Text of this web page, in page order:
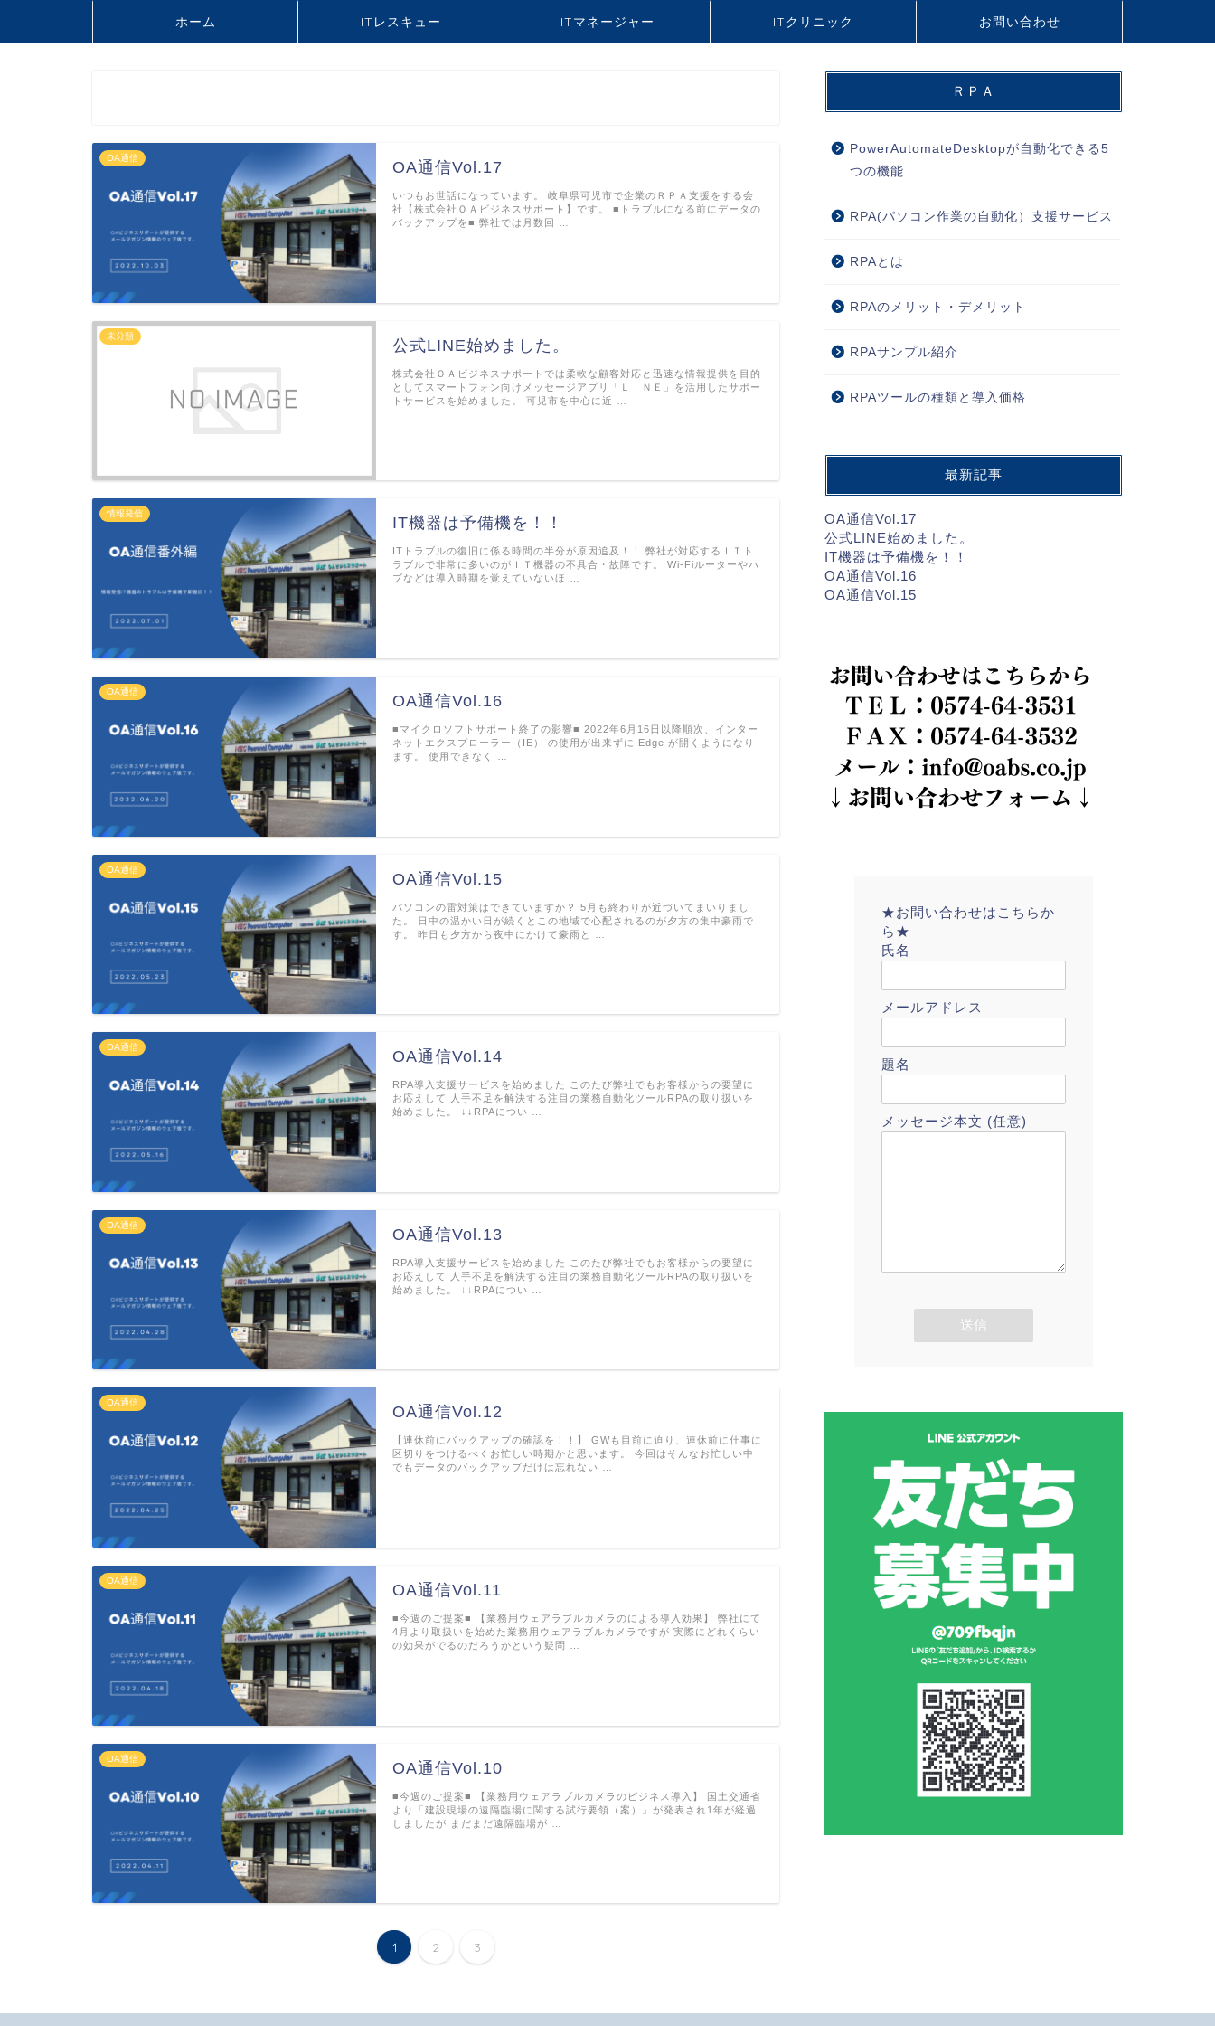
ホーム ITレスキュー ITマネージャー ITクリニック お問い合わせ
OA通信
OA通信Vol.17
いつもお世話になっています。 岐阜県可児市で企業のＲＰＡ支援をする会
社【株式会社ＯＡビジネスサポート】です。 ■トラブルになる前にデータの
バックアップを■ 弊社では月数回 …
未分類
公式LINE始めました。
株式会社ＯＡビジネスサポートでは柔軟な顧客対応と迅速な情報提供を目的
としてスマートフォン向けメッセージアプリ「ＬＩＮＥ」を活用したサポー
トサービスを始めました。 可児市を中心に近 …
情報発信
IT機器は予備機を！！
ITトラブルの復旧に係る時間の半分が原因追及！！ 弊社が対応するＩＴト
ラブルで非常に多いのがＩＴ機器の不具合・故障です。 Wi-Fiルーターやハ
ブなどは導入時期を覚えていないほ …
OA通信
OA通信Vol.16
■マイクロソフトサポート終了の影響■ 2022年6月16日以降順次、インター
ネットエクスプローラー（IE） の使用が出来ずに Edge が開くようになり
ます。 使用できなく …
OA通信
OA通信Vol.15
パソコンの雷対策はできていますか？ 5月も終わりが近づいてまいりまし
た。 日中の温かい日が続くとこの地域で心配されるのが夕方の集中豪雨で
す。 昨日も夕方から夜中にかけて豪雨と …
OA通信
OA通信Vol.14
RPA導入支援サービスを始めました このたび弊社でもお客様からの要望に
お応えして 人手不足を解決する注目の業務自動化ツールRPAの取り扱いを
始めました。 ↓↓RPAについ …
OA通信
OA通信Vol.13
RPA導入支援サービスを始めました このたび弊社でもお客様からの要望に
お応えして 人手不足を解決する注目の業務自動化ツールRPAの取り扱いを
始めました。 ↓↓RPAについ …
OA通信
OA通信Vol.12
【連休前にバックアップの確認を！！】 GWも目前に迫り、連休前に仕事に
区切りをつけるべくお忙しい時期かと思います。 今回はそんなお忙しい中
でもデータのバックアップだけは忘れない …
OA通信
OA通信Vol.11
■今週のご提案■ 【業務用ウェアラブルカメラのによる導入効果】 弊社にて
4月より取扱いを始めた業務用ウェアラブルカメラですが 実際にどれくらい
の効果がでるのだろうかという疑問 …
OA通信
OA通信Vol.10
■今週のご提案■ 【業務用ウェアラブルカメラのビジネス導入】 国土交通省
より「建設現場の遠隔臨場に関する試行要領（案）」が発表され1年が経過
しましたが まだまだ遠隔臨場が …
1 2 3
ＲＰＡ
PowerAutomateDesktopが自動化できる5
つの機能
RPA(パソコン作業の自動化）支援サービス
RPAとは
RPAのメリット・デメリット
RPAサンプル紹介
RPAツールの種類と導入価格
最新記事
OA通信Vol.17
公式LINE始めました。
IT機器は予備機を！！
OA通信Vol.16
OA通信Vol.15
★お問い合わせはこちらか
ら★
氏名
メールアドレス
題名
メッセージ本文 (任意)